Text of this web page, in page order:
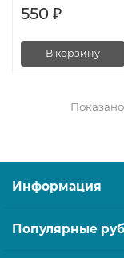
550 ₽
В корзину
Показано
Информация
Популярные